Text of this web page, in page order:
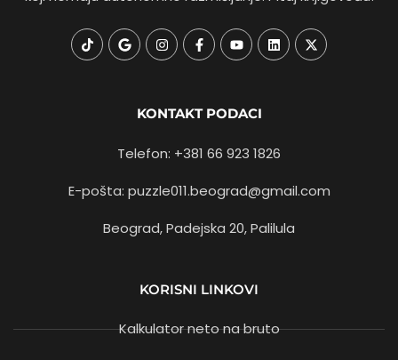
KONTAKT PODACI
Telefon: +381 66 923 1826
E-pošta: puzzle011.beograd@gmail.com
Beograd, Padejska 20, Palilula
KORISNI LINKOVI
Kalkulator neto na bruto